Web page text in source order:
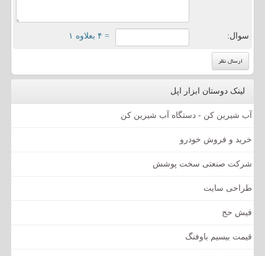
سوال: = ۴ بعلاوه ۱
لینک دوستان ابزار اپل
آب شیرین کن - دستگاه آب شیرین کن
خرید و فروش خودرو
شرکت صنعتی سخت پوشش
طراحی سایت
فیش حج
قیمت بیسیم باوفنگ